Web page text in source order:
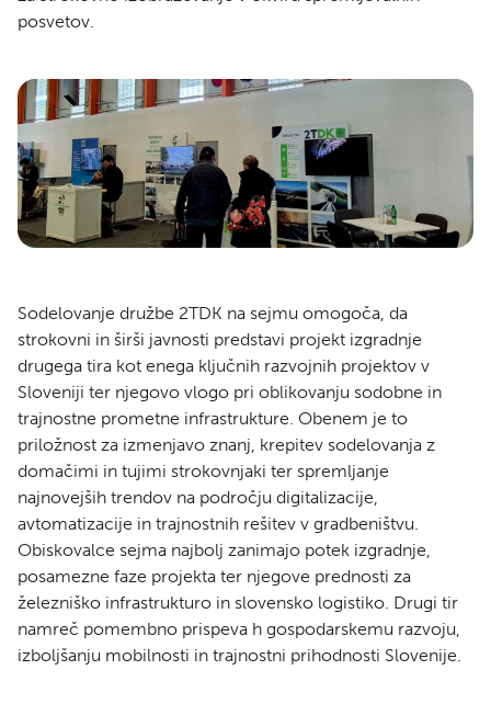
posvetov.
Sodelovanje družbe 2TDK na sejmu omogoča, da
strokovni in širši javnosti predstavi projekt izgradnje
drugega tira kot enega ključnih razvojnih projektov v
Sloveniji ter njegovo vlogo pri oblikovanju sodobne in
trajnostne prometne infrastrukture. Obenem je to
priložnost za izmenjavo znanj, krepitev sodelovanja z
domačimi in tujimi strokovnjaki ter spremljanje
najnovejših trendov na področju digitalizacije,
avtomatizacije in trajnostnih rešitev v gradbeništvu.
Obiskovalce sejma najbolj zanimajo potek izgradnje,
posamezne faze projekta ter njegove prednosti za
železniško infrastrukturo in slovensko logistiko. Drugi tir
namreč pomembno prispeva h gospodarskemu razvoju,
izboljšanju mobilnosti in trajnostni prihodnosti Slovenije.